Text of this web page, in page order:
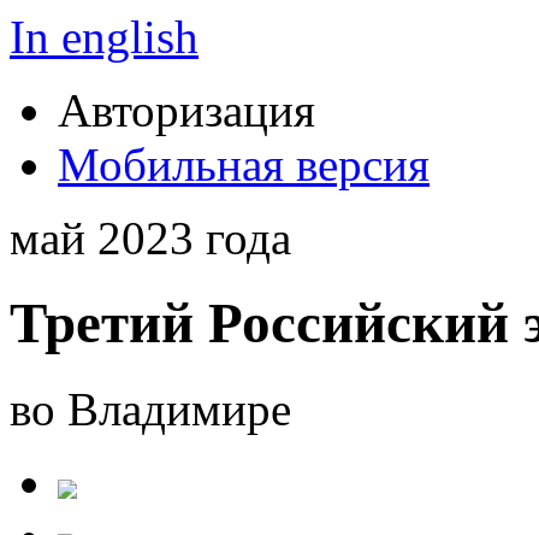
In english
Авторизация
Мобильная версия
май 2023 года
Третий Российский
во Владимире